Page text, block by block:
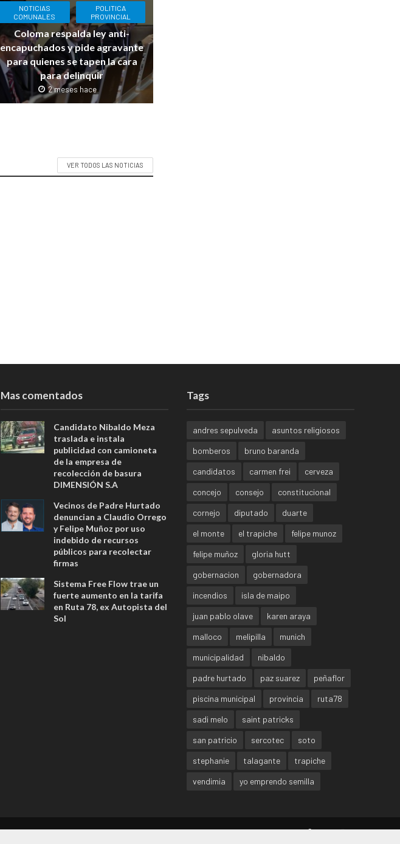
NOTICIAS
COMUNALES
POLITICA
PROVINCIAL
Coloma respalda ley anti-
encapuchados y pide agravante
para quienes se tapen la cara
para delinquir
2 meses hace
VER TODOS LAS NOTICIAS
Mas comentados
Candidato Nibaldo Meza
traslada e instala
publicidad con camioneta
de la empresa de
recolección de basura
DIMENSIÓN S.A
Vecinos de Padre Hurtado
denuncian a Claudio Orrego
y Felipe Muñoz por uso
indebido de recursos
públicos para recolectar
firmas
Sistema Free Flow trae un
fuerte aumento en la tarifa
en Ruta 78, ex Autopista del
Sol
Tags
andres sepulveda
asuntos religiosos
bomberos
bruno baranda
candidatos
carmen frei
cerveza
concejo
consejo
constitucional
cornejo
diputado
duarte
el monte
el trapiche
felipe munoz
felipe muñoz
gloria hutt
gobernacion
gobernadora
incendios
isla de maipo
juan pablo olave
karen araya
malloco
melipilla
munich
municipalidad
nibaldo
padre hurtado
paz suarez
peñaflor
piscina municipal
provincia
ruta78
sadi melo
saint patricks
san patricio
sercotec
soto
stephanie
talagante
trapiche
vendimia
yo emprendo semilla